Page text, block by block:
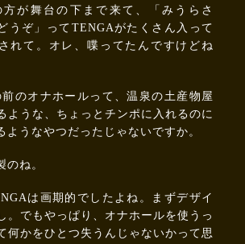
方が舞台の下まで来て、「みうらさ
うぞ」ってTENGAがたくさん入って
れて。オレ、喋ってたんですけどね
のオナホールって、温泉の土産物屋
ような、ちょっとチンポに入れるのに
ようなやつだったじゃないですか。
のね。
は画期的でしたよね。まずデザイ
。でもやっぱり、オナホールを使うっ
何かをひとつ失うんじゃないかって思